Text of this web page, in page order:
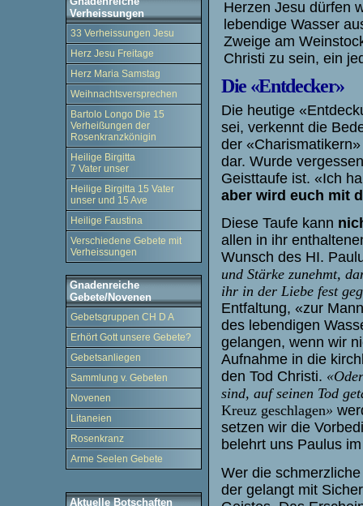
Verheissungen
33 Verheissungen Jesu
Herz Jesu Freitage
Herz Maria Samstag
Weihnachtsversprechen
Bartolo Longo Die 15
Verheißungen der
Rosenkranzkönigin
Heilige Birgitta
7 Vater unser
Heilige Birgitta 15 Vater
unser und 15 Ave
Heilige Faustina
Verschiedene Gebete mit
Verheissungen
Gnadenreiche
Gebete/Novenen
Gebetsgruppen CH D A
Erhört Gott unsere Gebete?
Gebetsanliegen
Sammlung v. Gebeten
Novenen
Litaneien
Rosenkranz
Arme Seelen Gebete
Aktuelle Botschaften
Herzen Jesu dürfen
lebendige Wasser
Zweige am
Christi zu sein, ein
Die «Entdecker»
Die heutige
sei, verkennt die
der «Charismatikern
dar. Wurde
Geisttaufe ist. «Ich
aber wird euch mit
Diese Taufe kann
allen in ihr
Wunsch des HI.
und Stärke zunehmt,
ihr in der Liebe fest
Entfaltung, «zur
des lebendigen
gelangen, wenn wir
Aufnahme in die
den Tod Christi.
sind, auf seinen Tod
Kreuz geschlagen»
setzen wir die
belehrt uns Paulus
Wer die
der gelangt mit